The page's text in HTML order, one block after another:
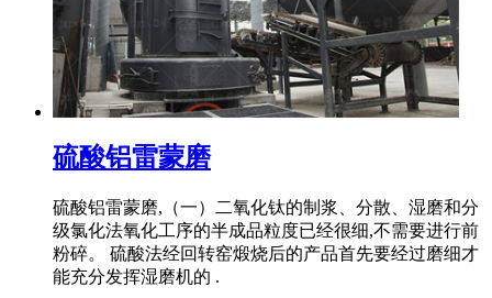
硫酸铝雷蒙磨
硫酸铝雷蒙磨,（一）二氧化钛的制浆、分散、湿磨和分
级氯化法氧化工序的半成品粒度已经很细,不需要进行前
粉碎。 硫酸法经回转窑煅烧后的产品首先要经过磨细才
能充分发挥湿磨机的 .